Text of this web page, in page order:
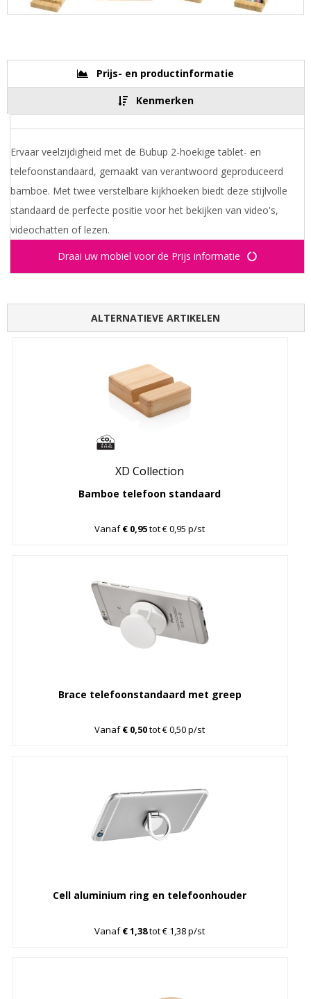
Prijs- en productinformatie
Kenmerken
Ervaar veelzijdigheid met de Bubup 2-hoekige tablet- en
telefoonstandaard, gemaakt van verantwoord geproduceerd
bamboe. Met twee verstelbare kijkhoeken biedt deze stijlvolle
standaard de perfecte positie voor het bekijken van video's,
videochatten of lezen.
Draai uw mobiel voor de Prijs informatie
ALTERNATIEVE ARTIKELEN
XD Collection
Bamboe telefoon standaard
Vanaf€ 0,95tot € 0,95 p/st
Brace telefoonstandaard met greep
Vanaf€ 0,50tot € 0,50 p/st
Cell aluminium ring en telefoonhouder
Vanaf€ 1,38tot € 1,38 p/st